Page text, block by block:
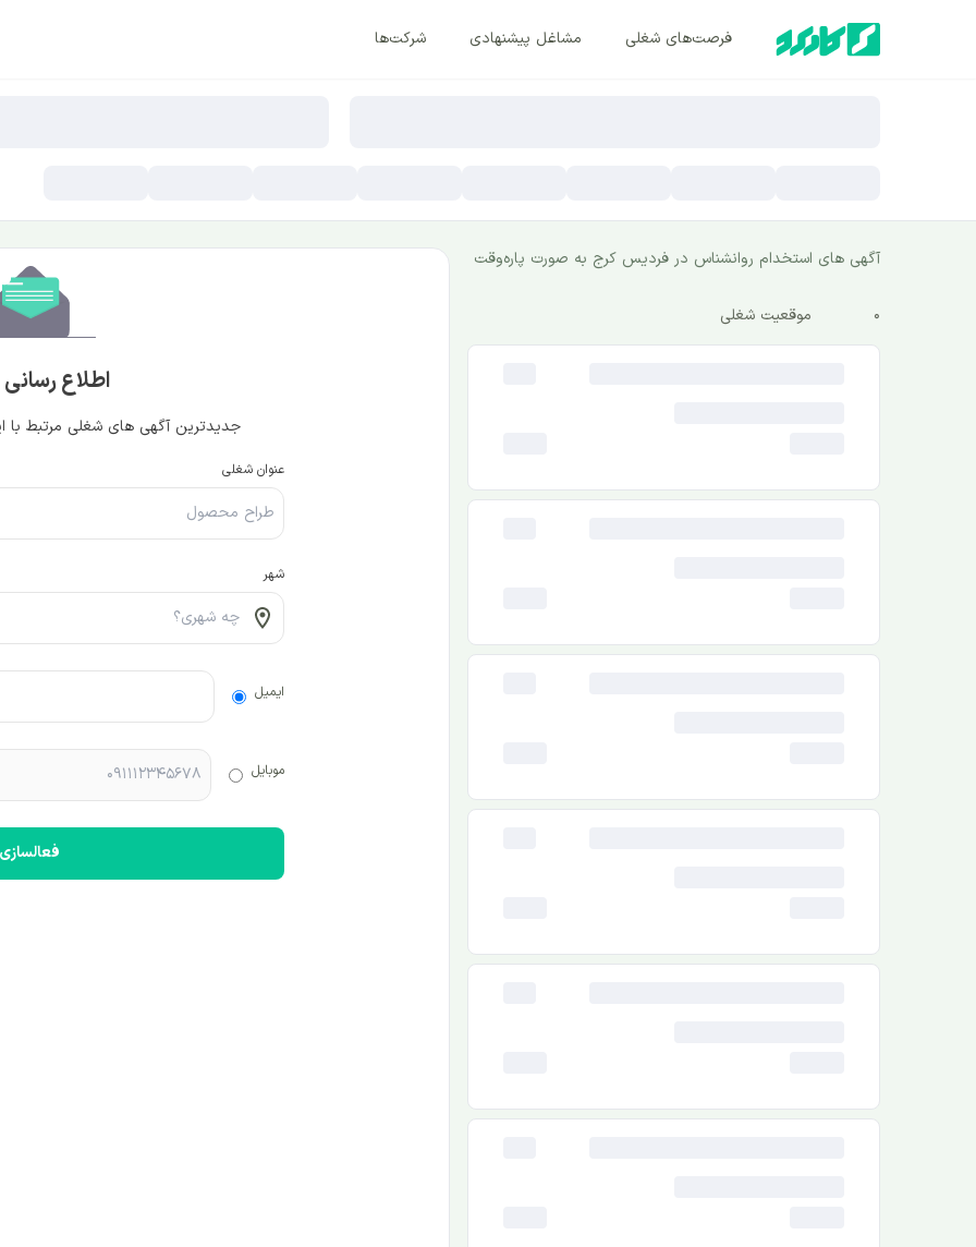
فرصت‌های شغلی مشاغل پیشنهادی شرکت‌ها
آگهی های استخدام روانشناس در فردیس کرج به صورت پاره‌وقت
0 موقعیت شغلی
اطلاع
جدیدترین آگهی های شغلی مرتبط با
عنوان شغلی
شهر
ایمیل
موبایل
فعالسازی